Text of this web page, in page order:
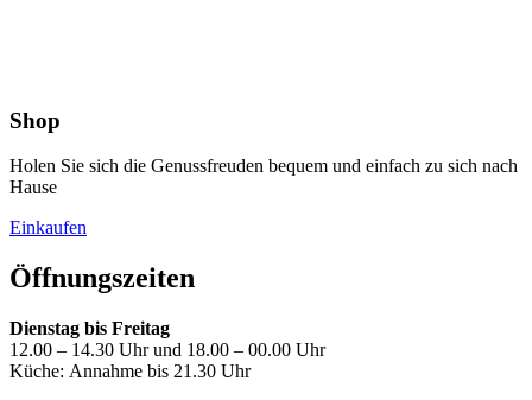
Shop
Holen Sie sich die Genussfreuden bequem und einfach zu sich nach
Hause
Einkaufen
Öffnungszeiten
Dienstag bis Freitag
12.00 – 14.30 Uhr und 18.00 – 00.00 Uhr
Küche: Annahme bis 21.30 Uhr